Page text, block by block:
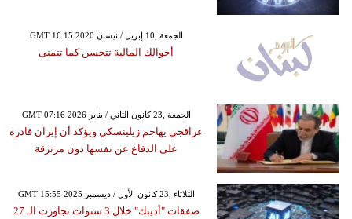
GMT 16:15 2020 الجمعة ,10 إبريل / نيسان
أحوالك المالية تتحسن كما تتمنى
GMT 07:16 2026 الجمعة ,23 كانون الثاني / يناير
عراقجي يهاجم زيلينسكي ويؤكد أن إيران قادرة
على الدفاع عن نفسها دون مرتزقة
GMT 15:55 2025 الثلاثاء ,23 كانون الأول / ديسمبر
صفقات "أديبك" خلال 3 سنوات تجاوزت الـ 27